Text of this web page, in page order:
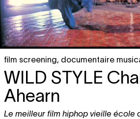
film screening, documentaire
WILD STYLE
Ahearn
Le meilleur film hiphop vieille école